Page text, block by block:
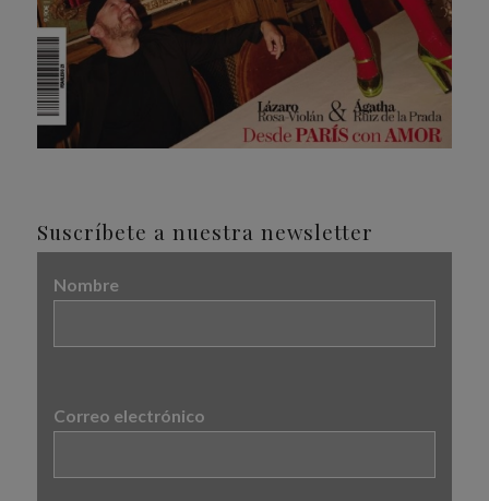
Suscríbete a nuestra newsletter
Nombre
Correo electrónico